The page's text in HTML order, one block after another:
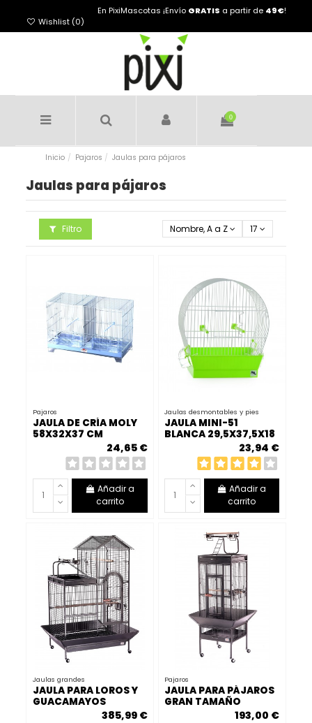
En PixiMascotas ¡Envío GRATIS a partir de 49€!
Wishlist (0)
0
Inicio Pajaros Jaulas para pájaros
Jaulas para pájaros
Filtro Nombre, A a Z 17
Pajaros
JAULA DE CRÍA MOLY
58X32X37 CM
24,65 €
Añadir a
carrito
Jaulas desmontables y pies
JAULA MINI-51
BLANCA 29,5X37,5X18
23,94 €
Añadir a
carrito
Jaulas grandes
JAULA PARA LOROS Y
GUACAMAYOS
385,99 €
Pajaros
JAULA PARA PÁJAROS
GRAN TAMAÑO
193,00 €